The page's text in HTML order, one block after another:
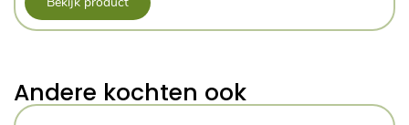
Andere kochten ook